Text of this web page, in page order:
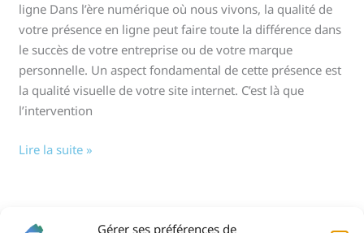
Gérer ses préférences de
ligne Dans l’ère numérique où nous vivons, la qualité de
votre présence en ligne peut faire toute la différence dans
le succès de votre entreprise ou de votre marque
personnelle. Un aspect fondamental de cette présence est
la qualité visuelle de votre site internet. C’est là que
l’intervention
Lire la suite »
1 2 →